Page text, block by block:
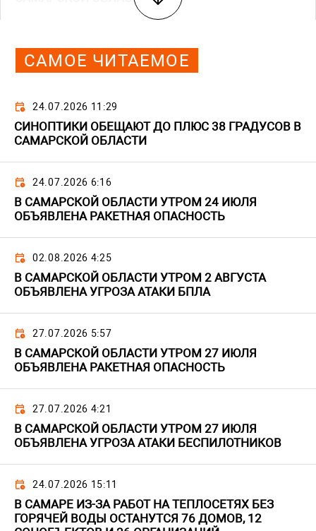
САМОЕ ЧИТАЕМОЕ
24.07.2026 11:29
СИНОПТИКИ ОБЕЩАЮТ ДО ПЛЮС 38 ГРАДУСОВ В
САМАРСКОЙ ОБЛАСТИ
24.07.2026 6:16
В САМАРСКОЙ ОБЛАСТИ УТРОМ 24 ИЮЛЯ
ОБЪЯВЛЕНА РАКЕТНАЯ ОПАСНОСТЬ
02.08.2026 4:25
В САМАРСКОЙ ОБЛАСТИ УТРОМ 2 АВГУСТА
ОБЪЯВЛЕНА УГРОЗА АТАКИ БПЛА
27.07.2026 5:57
В САМАРСКОЙ ОБЛАСТИ УТРОМ 27 ИЮЛЯ
ОБЪЯВЛЕНА РАКЕТНАЯ ОПАСНОСТЬ
27.07.2026 4:21
В САМАРСКОЙ ОБЛАСТИ УТРОМ 27 ИЮЛЯ
ОБЪЯВЛЕНА УГРОЗА АТАКИ БЕСПИЛОТНИКОВ
24.07.2026 15:11
В САМАРЕ ИЗ-ЗА РАБОТ НА ТЕПЛОСЕТЯХ БЕЗ
ГОРЯЧЕЙ ВОДЫ ОСТАНУТСЯ 76 ДОМОВ, 12